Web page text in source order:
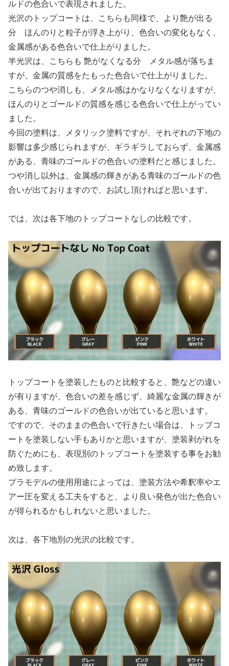
ルドの色合いで表現されました。
光沢のトップコートは、こちらも同様で、より艶が出る
分 ほんのりと粒子が浮き上がり、色合いの変化もなく、
金属感がある色合いで仕上がりました。
半光沢は、こちらも 艶がなくなる分 メタル感が落ちま
すが、金属の質感をたもった色合いで仕上がりました。
こちらのつや消しも、メタル感はかなりなくなりますが、
ほんのりとゴールドの質感を感じる色合いで仕上がってい
ました。
今回の塗料は、メタリック塗料ですが、それぞれの下地の
影響は多少感じられますが、ギラギラしておらず、金属感
がある、青味のゴールドの色合いの塗料だと感じました。
つや消し以外は、金属感の輝きがある青味のゴールドの色
合いが出ておりますので、お試し頂ければと思います。
では、次は各下地のトップコートなしの比較です。
トップコートを塗装したものと比較すると、艶などの違い
が有りますが、色合いの差を感じず、綺麗な金属の輝きが
ある、青味のゴールドの色合いが出ていると思います。
ですので、そのままの色合いで行きたい場合は、トップコ
ートを塗装しない手もありかと思いますが、塗装剥がれを
防ぐためにも、表現別のトップコートを塗装する事をお勧
め致します。
プラモデルの使用用途によっては、塗装方法や希釈率やエ
アー圧を変える工夫をすると、より良い発色が出た色合い
が得られるかもしれないと思いました。
次は、各下地別の光沢の比較です。